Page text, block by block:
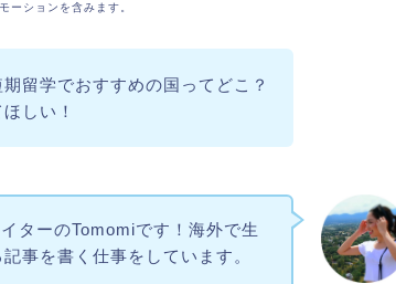
ーションを含みます。
留学でおすすめの国ってどこ？
しい！
ターのTomomiです！海外で生
事を書く仕事をしています。